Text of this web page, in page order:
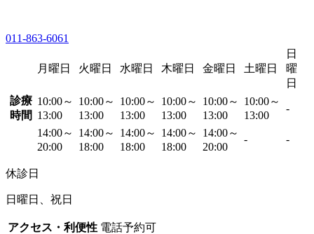
011-863-6061
月曜日 火曜日 水曜日 木曜日 金曜日 土曜日
日
曜
日
診療
時間
10:00～
13:00
10:00～
13:00
10:00～
13:00
10:00～
13:00
10:00～
13:00
10:00～
13:00
-
14:00～
20:00
14:00～
18:00
14:00～
18:00
14:00～
18:00
14:00～
20:00
- -
休診日
日曜日、祝日
アクセス・利便性 電話予約可